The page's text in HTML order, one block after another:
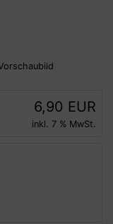
6,90 EUR
inkl. 7 % MwSt.